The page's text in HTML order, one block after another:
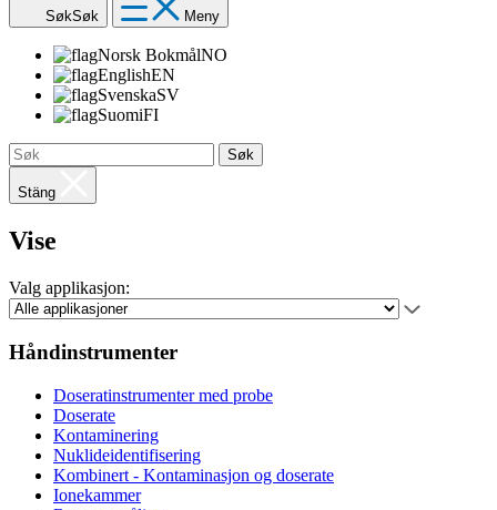
SøkSøk Meny
Norsk BokmålNO
EnglishEN
SvenskaSV
SuomiFI
Søk
Stäng
Vise
Valg applikasjon:
Håndinstrumenter
Doseratinstrumenter med probe
Doserate
Kontaminering
Nuklideidentifisering
Kombinert - Kontaminasjon og doserate
Ionekammer